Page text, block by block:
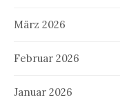
März 2026
Februar 2026
Januar 2026